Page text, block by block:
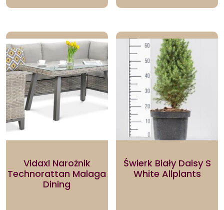
Vidaxl Narożnik
Technorattan Malaga
Dining
Świerk Biały Daisy S
White Allplants